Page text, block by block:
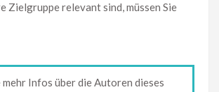
Zielgruppe relevant sind, müssen Sie
mehr Infos über die Autoren dieses